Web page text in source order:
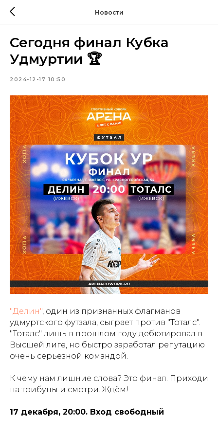
Новости
Сегодня финал Кубка
Удмуртии 🏆
2024-12-17 10:50
"Делин", один из признанных флагманов
удмуртского футзала, сыграет против "Тоталс".
"Тоталс" лишь в прошлом году дебютировал в
Высшей лиге, но быстро заработал репутацию
очень серьёзной командой.
К чему нам лишние слова? Это финал. Приходи
на трибуны и смотри. Ждём!
17 декабря, 20:00. Вход свободный